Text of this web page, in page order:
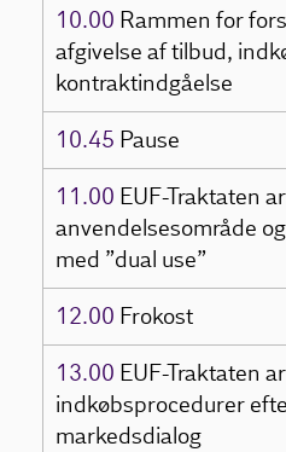
10.00 Rammen for
afgivelse af tilbud,
kontraktindgåelse
10.45 Pause
11.00 EUF-Traktaten
anvendelsesområde
med ”dual use”
12.00 Frokost
13.00 EUF-Traktaten
indkøbsprocedurer
markedsdialog